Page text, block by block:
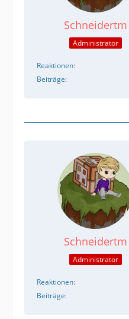
Schneidertm
Administrator
Reaktionen
Beiträge
Schneidertm
Administrator
Reaktionen
Beiträge